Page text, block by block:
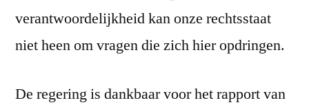
verantwoordelijkheid kan onze rechtsstaat
niet heen om vragen die zich hier opdringen.
De regering is dankbaar voor het rapport van